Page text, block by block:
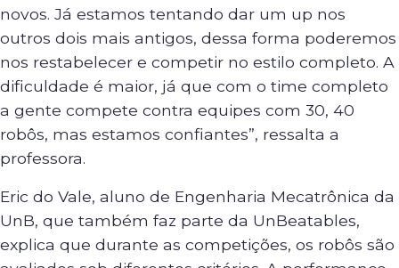
novos. Já estamos tentando dar um up nos
outros dois mais antigos, dessa forma poderemos
nos restabelecer e competir no estilo completo. A
dificuldade é maior, já que com o time completo
a gente compete contra equipes com 30, 40
robôs, mas estamos confiantes”, ressalta a
professora.
Eric do Vale, aluno de Engenharia Mecatrônica da
UnB, que também faz parte da UnBeatables,
explica que durante as competições, os robôs são